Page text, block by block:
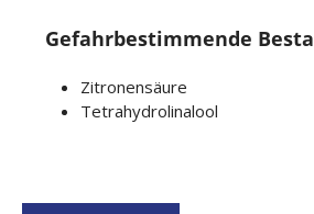
Gefahrbestimmende
Zitronensäure
Tetrahydrolinalool